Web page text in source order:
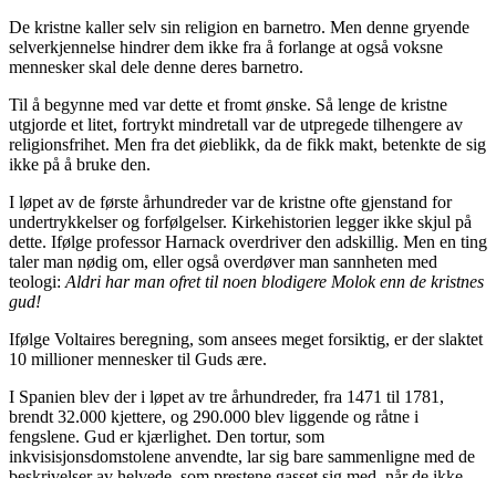
De kristne kaller selv sin religion en barnetro. Men denne gryende
selverkjennelse hindrer dem ikke fra å forlange at også voksne
mennesker skal dele denne deres barnetro.
Til å begynne med var dette et fromt ønske. Så lenge de kristne
utgjorde et litet, fortrykt mindretall var de utpregede tilhengere av
religionsfrihet. Men fra det øieblikk, da de fikk makt, betenkte de sig
ikke på å bruke den.
I løpet av de første århundreder var de kristne ofte gjenstand for
undertrykkelser og forfølgelser. Kirkehistorien legger ikke skjul på
dette. Ifølge professor Harnack overdriver den adskillig. Men en ting
taler man nødig om, eller også overdøver man sannheten med
teologi: Aldri har man ofret til noen blodigere Molok enn de kristnes
gud!
Ifølge Voltaires beregning, som ansees meget forsiktig, er der slaktet
10 millioner mennesker til Guds ære.
I Spanien blev der i løpet av tre århundreder, fra 1471 til 1781,
brendt 32.000 kjettere, og 290.000 blev liggende og råtne i
fengslene. Gud er kjærlighet. Den tortur, som
inkvisisjonsdomstolene anvendte, lar sig bare sammenligne med de